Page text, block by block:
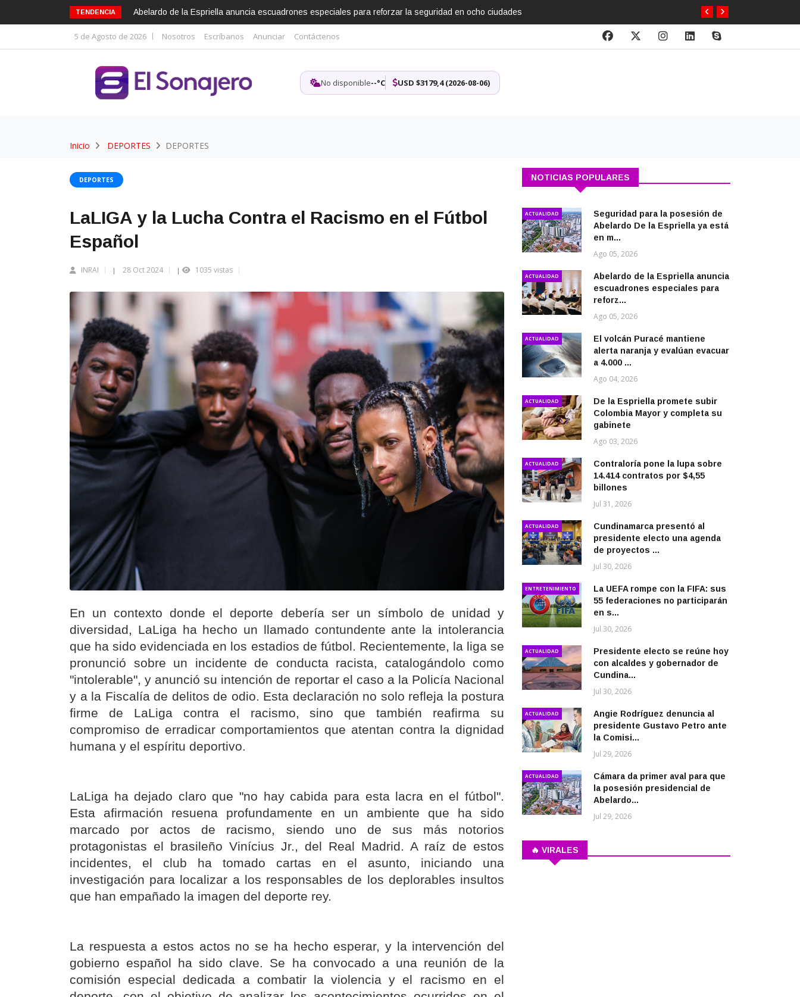
TENDENCIA Abelardo de la Espriella anuncia escuadrones especiales para reforzar la seguridad en ocho ciudades
5 de Agosto de 2026 Nosotros Escríbanos Anunciar Contáctenos
No disponible--°C USD $3179,4 (2026-08-06)
Inicio DEPORTES DEPORTES
DEPORTES
LaLIGA y la Lucha Contra el Racismo en el Fútbol
Español
INRAI | 28 Oct 2024 | 1035 vistas
En un contexto donde el deporte debería ser un símbolo de unidad y
diversidad, LaLiga ha hecho un llamado contundente ante la intolerancia
que ha sido evidenciada en los estadios de fútbol. Recientemente, la liga se
pronunció sobre un incidente de conducta racista, catalogándolo como
"intolerable", y anunció su intención de reportar el caso a la Policía Nacional
y a la Fiscalía de delitos de odio. Esta declaración no solo refleja la postura
firme de LaLiga contra el racismo, sino que también reafirma su
compromiso de erradicar comportamientos que atentan contra la dignidad
humana y el espíritu deportivo.
LaLiga ha dejado claro que "no hay cabida para esta lacra en el fútbol".
Esta afirmación resuena profundamente en un ambiente que ha sido
marcado por actos de racismo, siendo uno de sus más notorios
protagonistas el brasileño Vinícius Jr., del Real Madrid. A raíz de estos
incidentes, el club ha tomado cartas en el asunto, iniciando una
investigación para localizar a los responsables de los deplorables insultos
que han empañado la imagen del deporte rey.
La respuesta a estos actos no se ha hecho esperar, y la intervención del
gobierno español ha sido clave. Se ha convocado a una reunión de la
comisión especial dedicada a combatir la violencia y el racismo en el
NOTICIAS POPULARES
ACTUALIDAD
Seguridad para la posesión de
Abelardo De la Espriella ya está
en m...
Ago 05, 2026
ACTUALIDAD
Abelardo de la Espriella anuncia
escuadrones especiales para
reforz...
Ago 05, 2026
ACTUALIDAD
El volcán Puracé mantiene
alerta naranja y evalúan evacuar
a 4.000 ...
Ago 04, 2026
ACTUALIDAD
De la Espriella promete subir
Colombia Mayor y completa su
gabinete
Ago 03, 2026
ACTUALIDAD
Contraloría pone la lupa sobre
14.414 contratos por $4,55
billones
Jul 31, 2026
ACTUALIDAD
Cundinamarca presentó al
presidente electo una agenda
de proyectos ...
Jul 30, 2026
ENTRETENIMIENTO
La UEFA rompe con la FIFA: sus
55 federaciones no participarán
en s...
Jul 30, 2026
ACTUALIDAD
Presidente electo se reúne hoy
con alcaldes y gobernador de
Cundina...
Jul 30, 2026
ACTUALIDAD
Angie Rodríguez denuncia al
presidente Gustavo Petro ante
la Comisi...
Jul 29, 2026
ACTUALIDAD
Cámara da primer aval para que
la posesión presidencial de
Abelardo...
Jul 29, 2026
🔥 VIRALES